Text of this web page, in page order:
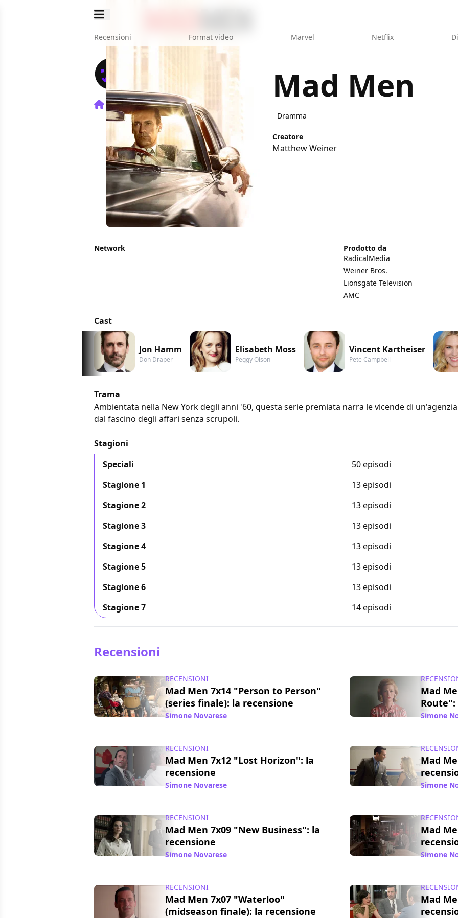
Recensioni Format video Marvel Netflix
Home TV Mad Men Mad Men
Dramma
Creatore
Matthew Weiner
Network
Prodotto da
RadicalMedia
Weiner Bros.
Lionsgate Television
AMC
Cast
Jon Hamm
Don Draper
Elisabeth Moss
Peggy Olson
Vincent Kartheiser
Pete Campbell
Trama
Ambientata nella New York degli anni '60, questa serie premiata narra le vicende di
dal fascino degli affari senza scrupoli.
Stagioni
Speciali
50 episodi
Stagione 1
13 episodi
Stagione 2
13 episodi
Stagione 3
13 episodi
Stagione 4
13 episodi
Stagione 5
13 episodi
Stagione 6
13 episodi
Stagione 7
14 episodi
Recensioni
RECENSIONI
Mad Men 7x14 "Person to Person"
(series finale): la recensione
Simone Novarese
Mad
Route":
Simone
RECENSIONI
Mad Men 7x12 "Lost Horizon": la
recensione
Simone Novarese
Mad
Simone
RECENSIONI
Mad Men 7x09 "New Business": la
recensione
Simone Novarese
Mad
Simone
RECENSIONI
Mad Men 7x07 "Waterloo"
(midseason finale): la recensione
Mad